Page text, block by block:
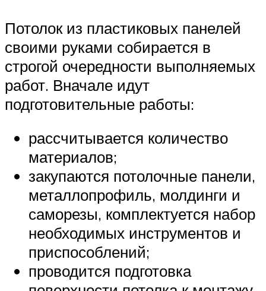
Потолок из пластиковых панелей
своими руками собирается в
строгой очередности выполняемых
работ. Вначале идут
подготовительные работы:
рассчитывается количество
материалов;
закупаются потолочные панели,
металлопрофиль, молдинги и
саморезы, комплектуется набор
необходимых инструментов и
приспособлений;
проводится подготовка